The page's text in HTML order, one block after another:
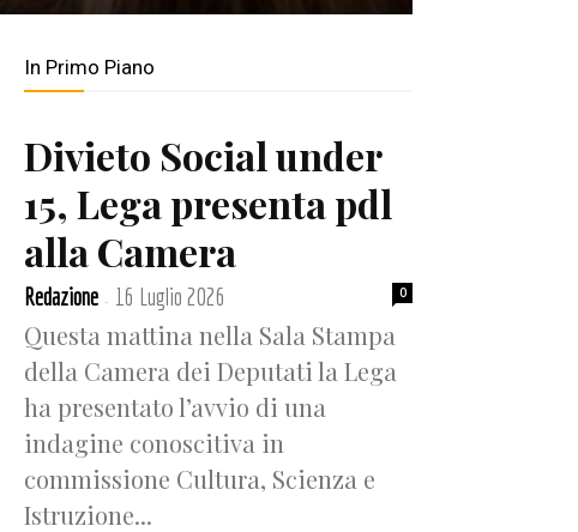
In Primo Piano
Divieto Social under
15, Lega presenta pdl
alla Camera
Redazione - 16 Luglio 2026 0
Questa mattina nella Sala Stampa
della Camera dei Deputati la Lega
ha presentato l’avvio di una
indagine conoscitiva in
commissione Cultura, Scienza e
Istruzione...